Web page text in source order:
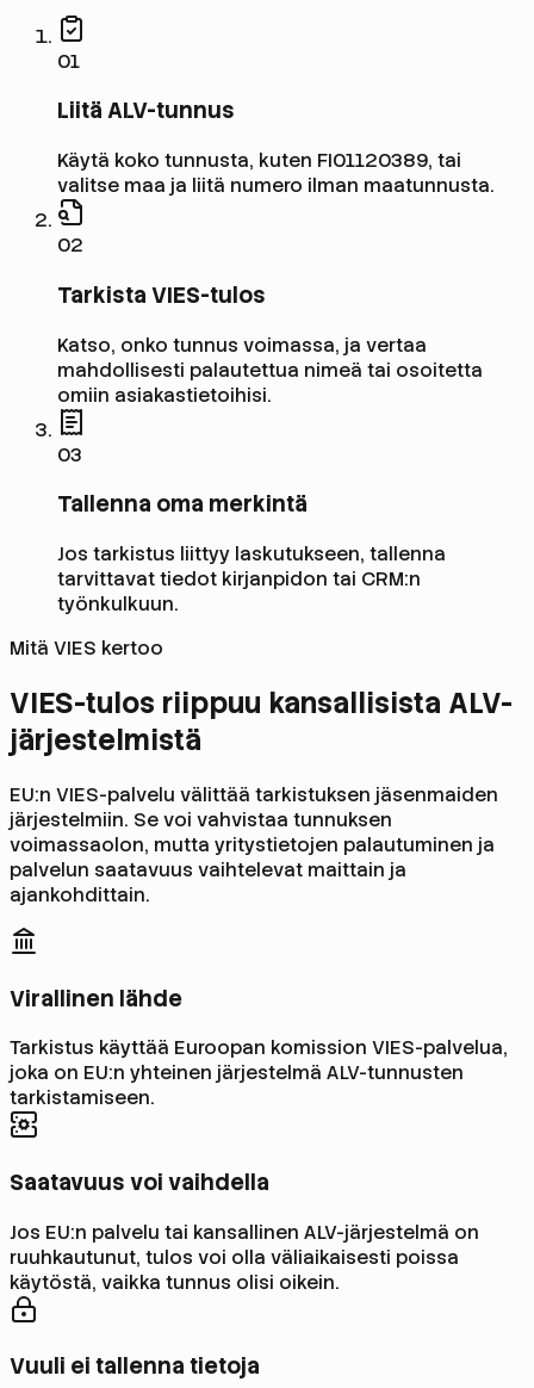
01
Liitä ALV-tunnus
Käytä koko tunnusta, kuten FI01120389, tai
valitse maa ja liitä numero ilman maatunnusta.
02
Tarkista VIES-tulos
Katso, onko tunnus voimassa, ja vertaa
mahdollisesti palautettua nimeä tai osoitetta
omiin asiakastietoihisi.
03
Tallenna oma merkintä
Jos tarkistus liittyy laskutukseen, tallenna
tarvittavat tiedot kirjanpidon tai CRM:n
työnkulkuun.
Mitä VIES kertoo
VIES-tulos riippuu kansallisista ALV-
järjestelmistä
EU:n VIES-palvelu välittää tarkistuksen jäsenmaiden
järjestelmiin. Se voi vahvistaa tunnuksen
voimassaolon, mutta yritystietojen palautuminen ja
palvelun saatavuus vaihtelevat maittain ja
ajankohdittain.
Virallinen lähde
Tarkistus käyttää Euroopan komission VIES-palvelua,
joka on EU:n yhteinen järjestelmä ALV-tunnusten
tarkistamiseen.
Saatavuus voi vaihdella
Jos EU:n palvelu tai kansallinen ALV-järjestelmä on
ruuhkautunut, tulos voi olla väliaikaisesti poissa
käytöstä, vaikka tunnus olisi oikein.
Vuuli ei tallenna tietoja